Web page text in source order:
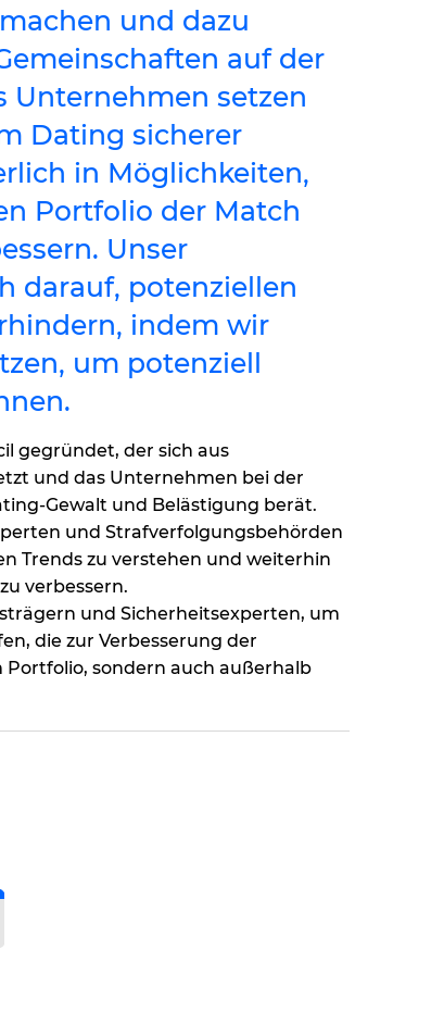
und dazu
auf der
Unternehmen setzen
Dating sicherer
in Möglichkeiten,
Portfolio der Match
Unser
darauf, potenziellen
indem wir
um potenziell
gegründet, der sich aus
und das Unternehmen bei der
Gewalt und Belästigung berät.
und Strafverfolgungsbehörden
Trends zu verstehen und weiterhin
verbessern.
und Sicherheitsexperten, um
die zur Verbesserung der
sondern auch außerhalb